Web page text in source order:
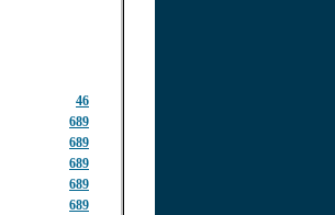
46
689
689
689
689
689